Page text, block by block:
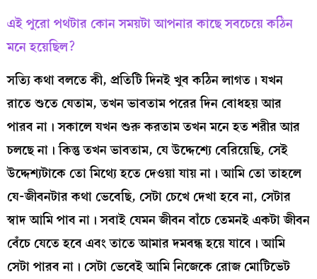
এই পুরো পথটার কোন সময়টা আপনার কাছে সবচেয়ে কঠিন
মনে হয়েছিল?
সত্যি কথা বলতে কী, প্রতিটি দিনই খুব কঠিন লাগত। যখন
রাতে শুতে যেতাম, তখন ভাবতাম পরের দিন বোধহয় আর
পারব না। সকালে যখন শুরু করতাম তখন মনে হত শরীর আর
চলছে না। কিন্তু তখন ভাবতাম, যে উদ্দেশ্যে বেরিয়েছি, সেই
উদ্দেশ্যটাকে তো মিথ্যে হতে দেওয়া যায় না। আমি তো তাহলে
যে-জীবনটার কথা ভেবেছি, সেটা চেখে দেখা হবে না, সেটার
স্বাদ আমি পাব না। সবাই যেমন জীবন বাঁচে তেমনই একটা জীবন
বেঁচে যেতে হবে এবং তাতে আমার দমবন্ধ হয়ে যাবে। আমি
সেটা পারব না। সেটা ভেবেই আমি নিজেকে রোজ মোটিভেট